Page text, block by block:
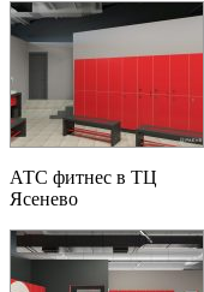
АТС фитнес в ТЦ
Ясенево